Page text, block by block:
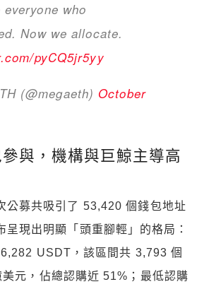
who
Now we allocate.
pyCQ5jr5yy
(@megaeth) October
與，機構與巨鯨主導高
公募共吸引了 53,420 個錢包地址
呈現出明顯「頭重腳輕」的格局：
USDT，該區間共 3,793 個
元，佔總認購近 51%；最低認購